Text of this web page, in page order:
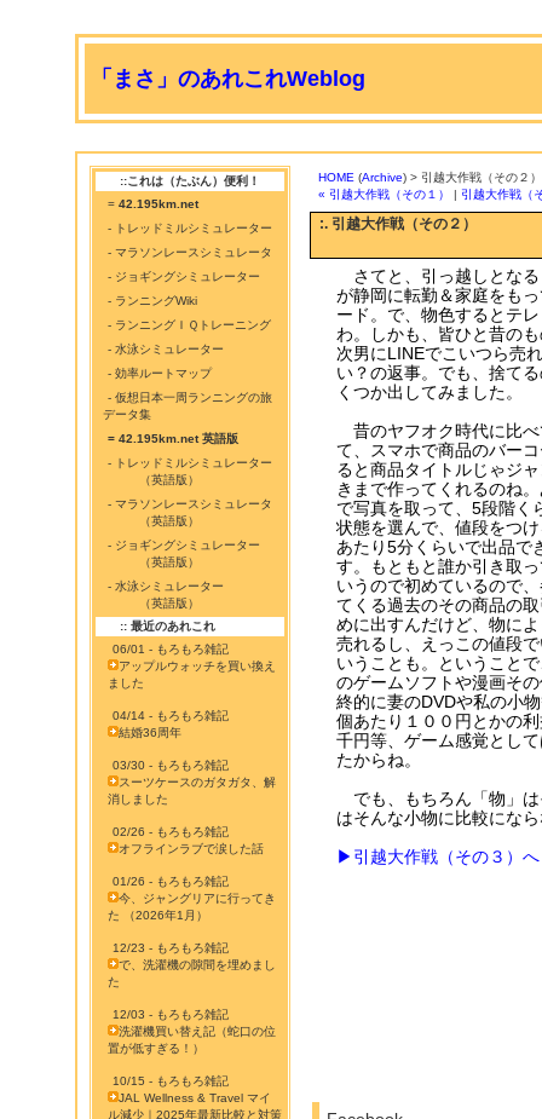
「まさ」のあれこれWeblog
::これは（たぶん）便利！
= 42.195km.net
- トレッドミルシミュレーター
- マラソンレースシミュレータ
- ジョギングシミュレーター
- ランニングWiki
- ランニングＩＱトレーニング
- 水泳シミュレーター
- 効率ルートマップ
- 仮想日本一周ランニングの旅
データ集
= 42.195km.net 英語版
- トレッドミルシミュレーター
（英語版）
- マラソンレースシミュレータ
（英語版）
- ジョギングシミュレーター
（英語版）
- 水泳シミュレーター
（英語版）
:: 最近のあれこれ
06/01 - もろもろ雑記
アップルウォッチを買い換え
ました
04/14 - もろもろ雑記
結婚36周年
03/30 - もろもろ雑記
スーツケースのガタガタ、解
消しました
02/26 - もろもろ雑記
オフラインラブで涙した話
01/26 - もろもろ雑記
今、ジャングリアに行ってき
た （2026年1月）
12/23 - もろもろ雑記
で、洗濯機の隙間を埋めまし
た
12/03 - もろもろ雑記
洗濯機買い替え記（蛇口の位
置が低すぎる！）
10/15 - もろもろ雑記
JAL Wellness & Travel マイ
ル減少｜2025年最新比較と対策
HOME (Archive) > 引越大作戦（その２）
« 引越大作戦（その１）
| 引越大作戦（
:. 引越大作戦（その２）
さてと、引っ越しとな
が静岡に転勤＆家庭をも
ード。で、物色するとテ
わ。しかも、皆ひと昔の
次男にLINEでこいつら売
い？の返事。でも、捨て
くつか出してみました。
昔のヤフオク時代に比
て、スマホで商品のバー
ると商品タイトルじゃジ
きまで作ってくれるのね
で写真を取って、5段階く
状態を選んで、値段をつ
あたり5分くらいで出品で
す。もともと誰か引き取
いうので初めているので
てくる過去のその商品の
めに出すんだけど、物に
売れるし、えっこの値段
いうことも。ということ
のゲームソフトや漫画そ
終的に妻のDVDや私の小
個あたり１００円とかの
千円等、ゲーム感覚とし
たからね。
でも、もちろん「物」
はそんな小物に比較にな
▶引越大作戦（その３）へ